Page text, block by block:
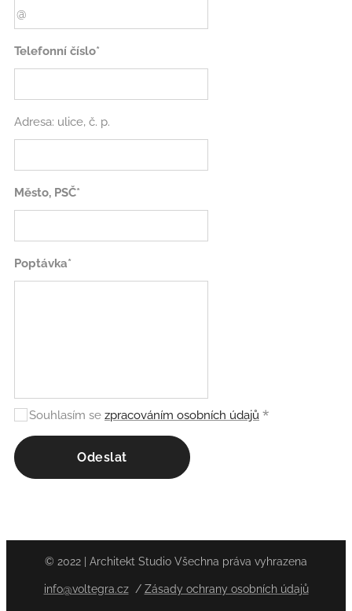
Telefonní číslo*
Adresa: ulice, č. p.
Město, PSČ*
Poptávka*
Souhlasím se zpracováním osobních údajů
Odeslat
© 2022 | Architekt Studio Všechna práva vyhrazena
info@voltegra.cz/ Zásady ochrany osobních údajů